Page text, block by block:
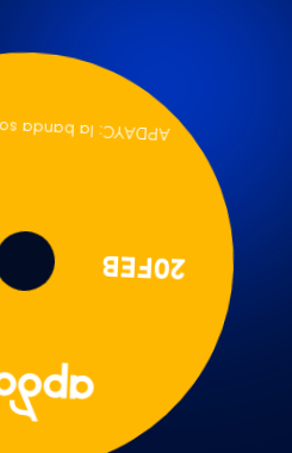
20FEB
sonora del Perú